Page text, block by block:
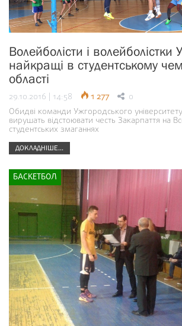
Волейболісти і
найкращі в студентському
області
29.10.2016 | 14:58 1 277 0
Обидві команди Ужгородського
вирушать відстоювати честь Закарпаття на
студентських змаганнях
ДОКЛАДНІШЕ...
БАСКЕТБОЛ